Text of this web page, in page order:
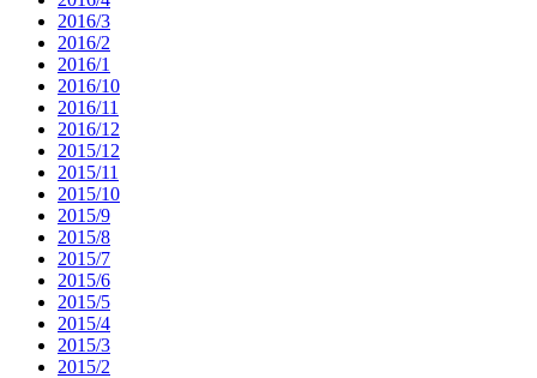
2016/3
2016/2
2016/1
2016/10
2016/11
2016/12
2015/12
2015/11
2015/10
2015/9
2015/8
2015/7
2015/6
2015/5
2015/4
2015/3
2015/2